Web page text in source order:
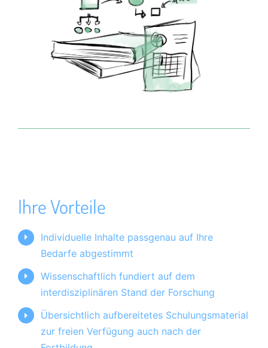
Ihre Vorteile
Individuelle Inhalte passgenau auf Ihre
Bedarfe abgestimmt
Wissenschaftlich fundiert auf dem
interdisziplinären Stand der Forschung
Übersichtlich aufbereitetes Schulungsmaterial
zur freien Verfügung auch nach der